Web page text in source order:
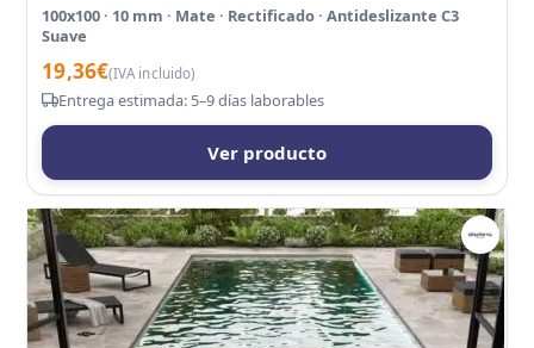
100x100 · 10 mm · Mate · Rectificado · Antideslizante C3
Suave
19,36€(IVA incluido)
Entrega estimada: 5–9 días laborables
Ver producto